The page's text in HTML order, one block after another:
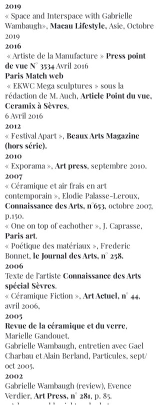
2019
« Space and Interspace with Gabrielle
Wambaugh», Macau Lifestyle, Asie, Octobre
2019
2016
« Artiste de la Manufacture » Press point
de vue N° 3534Avril 2016
Paris Match web
« EKWC Mega sculptures » sous la
rédaction de M. Auch, Article Point du vue,
Ceramix à Sèvres,
6 Avril 2016
2012
« Festival Apart », Beaux Arts Magazine
(hors série).
2010
« Exporama », Art press, septembre 2010.
2007
« Céramique et air frais en art
contemporain », Elodie Palasse-Leroux,
Connaissance des Arts, n°653, octobre 2007,
p.150.
« One on top of eachother », J. Caprasse,
Paris art.
« Poétique des matériaux », Frederic
Bonnet, le Journal des Arts, n° 258.
2006
Texte de l’artiste Connaissance des Arts
spécial Sèvres.
« Céramique Fiction », Art Actuel, n° 44,
avril 2006,
2005
Revue de la céramique et du verre,
Marielle Gandouet.
Gabrielle Wambaugh, entretien avec Gael
Charbau et Alain Berland, Particules, sept/
oct 2005.
2002
Gabrielle Wambaugh (review), Evence
Verdier, Art Press, n° 281, p. 85.
« Aden quand le ciel touche la terre »,